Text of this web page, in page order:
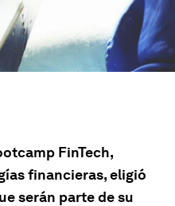
FinTech,
financieras, eligió
serán parte de su